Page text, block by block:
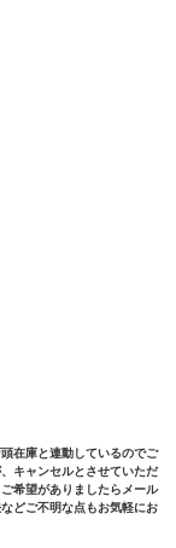
在庫と連動しているのでご
キャンセルとさせていただ
希望がありましたらメール
どご不明な点もお気軽にお